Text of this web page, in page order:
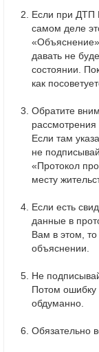
Если при ДТП
самом деле
давать не
состоянии.
как
Обратите
Если там
не
«Протокол
месту
Если есть
данные в
Вам в этом,
объяснении.
Не
Потом ошибку
обдуманно.
Обязательно